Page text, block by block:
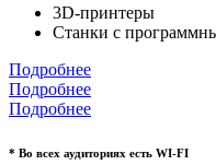
3D-принтеры
Станки с
Подробнее
Подробнее
Подробнее
* Во всех аудиториях есть WI-FI